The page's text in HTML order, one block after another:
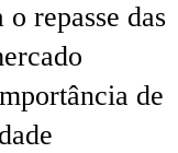
repasse das
de